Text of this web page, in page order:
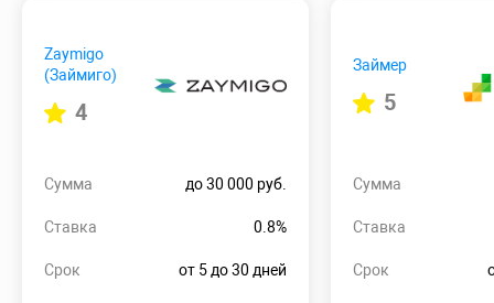
Zaymigo
(Займиго)
4
Сумма до 30 000 руб.
Ставка 0.8%
Срок от 5 до 30 дней
Займер
5
Сумма
Ставка
Срок